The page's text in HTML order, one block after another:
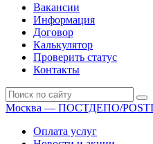
Вакансии
Информация
Договор
Калькулятор
Проверить статус
Контакты
Москва — ПОСТДЕПО/
Оплата услуг